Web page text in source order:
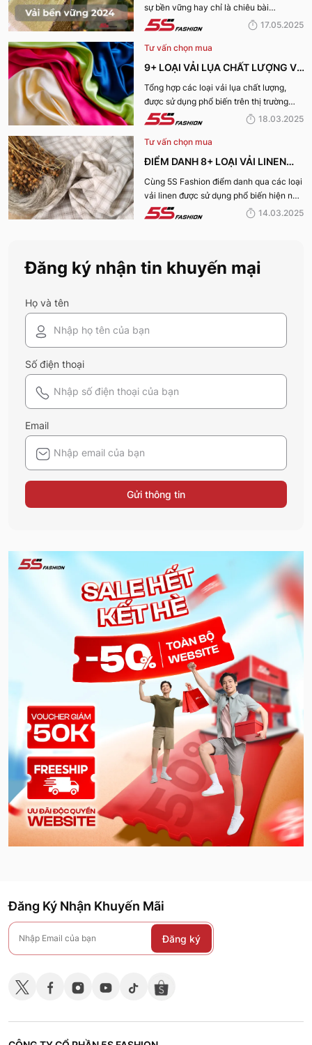
TRƯỜNG
sự bền vững hay chỉ là chiêu bài
marketing? Cùng 5S Fashion khám phá
năm 2025 giúp bạn nhìn rõ sự thật phía
sau những chiếc bộ trang phục vừa đẹp
17.05.2025
Tư vấn chọn mua
9+ LOẠI VẢI LỤA CHẤT LƯỢNG VÀ
TỐT NHẤT HIỆN NAY
Tổng hợp các loại vải lụa chất lượng,
được sử dụng phổ biến trên thị trường
hiện nay sẽ được 5S Fashion cung cấp
tìm hiểu nhé!
18.03.2025
Tư vấn chọn mua
ĐIỂM DANH 8+ LOẠI VẢI LINEN
PHỔ BIẾN NHẤT HIỆN NAY
Cùng 5S Fashion điểm danh qua các loại
vải linen được sử dụng phổ biến hiện nay
trên thị trường cũng như ưu nhược điểm
14.03.2025
Đăng ký nhận tin khuyến mại
Họ và tên
Số điện thoại
Email
Gửi thông tin
Đăng Ký Nhận Khuyến Mãi
Đăng ký